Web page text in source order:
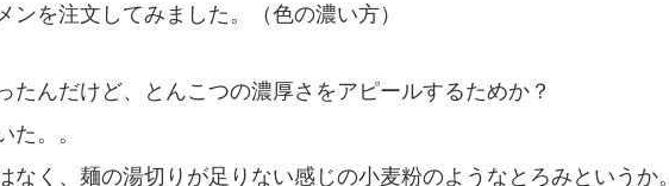
ンを注文してみました。（色の濃い方）
たんだけど、とんこつの濃厚さをアピールするためか？
た。。
なく、麺の湯切りが足りない感じの小麦粉のようなとろみというか。